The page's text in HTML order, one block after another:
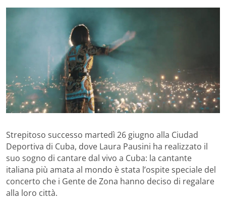
Strepitoso successo martedì 26 giugno alla Ciudad
Deportiva di Cuba, dove Laura Pausini ha realizzato il
suo sogno di cantare dal vivo a Cuba: la cantante
italiana più amata al mondo è stata l’ospite speciale del
concerto che i Gente de Zona hanno deciso di regalare
alla loro città.